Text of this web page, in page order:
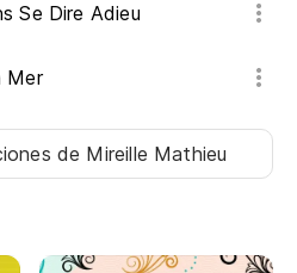
Se Dire Adieu
Mer
de Mireille Mathieu